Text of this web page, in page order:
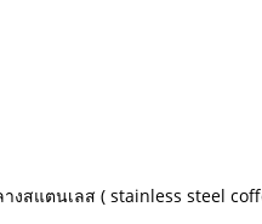
งสแตนเลส ( stainless steel